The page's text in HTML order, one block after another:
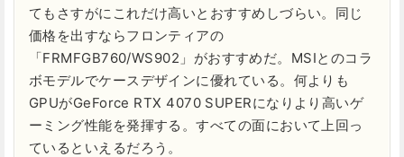
てもさすがにこれだけ高いとおすすめしづらい。同じ
価格を出すならフロンティアの
「FRMFGB760/WS902」がおすすめだ。MSIとのコラ
ボモデルでケースデザインに優れている。何よりも
GPUがGeForce RTX 4070 SUPERになりより高いゲ
ーミング性能を発揮する。すべての面において上回っ
ているといえるだろう。